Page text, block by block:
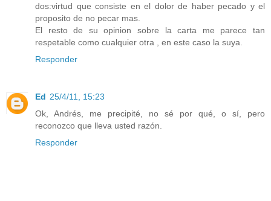
dos:virtud que consiste en el dolor de haber pecado y el
proposito de no pecar mas.
El resto de su opinion sobre la carta me parece tan
respetable como cualquier otra , en este caso la suya.
Responder
Ed 25/4/11, 15:23
Ok, Andrés, me precipité, no sé por qué, o sí, pero
reconozco que lleva usted razón.
Responder